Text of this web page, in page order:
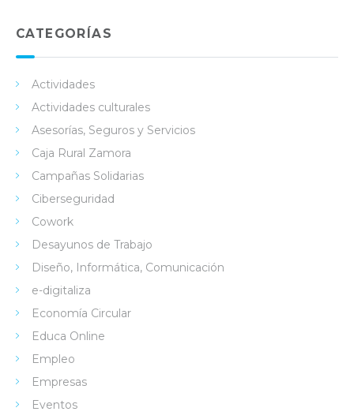
in
ok
e
CATEGORÍAS
Actividades
Actividades culturales
Asesorías, Seguros y Servicios
Caja Rural Zamora
Campañas Solidarias
Ciberseguridad
Cowork
Desayunos de Trabajo
Diseño, Informática, Comunicación
e-digitaliza
Economía Circular
Educa Online
Empleo
Empresas
Eventos